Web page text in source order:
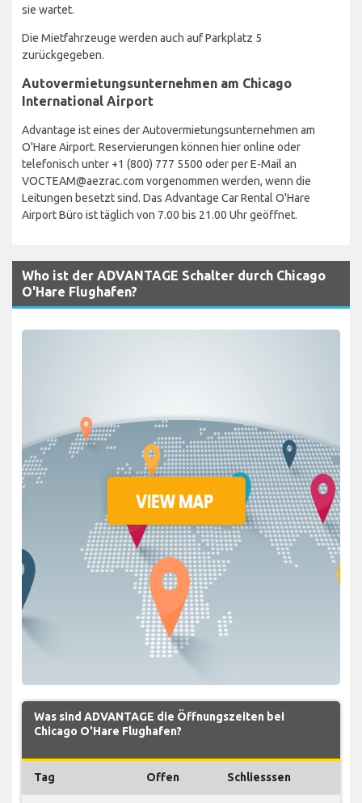
sie wartet.
Die Mietfahrzeuge werden auch auf Parkplatz 5
zurückgegeben.
Autovermietungsunternehmen am Chicago
International Airport
Advantage ist eines der Autovermietungsunternehmen am
O'Hare Airport. Reservierungen können hier online oder
telefonisch unter +1 (800) 777 5500 oder per E-Mail an
VOCTEAM@aezrac.com vorgenommen werden, wenn die
Leitungen besetzt sind. Das Advantage Car Rental O'Hare
Airport Büro ist täglich von 7.00 bis 21.00 Uhr geöffnet.
Who ist der ADVANTAGE Schalter durch Chicago
O'Hare Flughafen?
Was sind ADVANTAGE die Öffnungszeiten bei
Chicago O'Hare Flughafen?
Tag Offen Schliesssen